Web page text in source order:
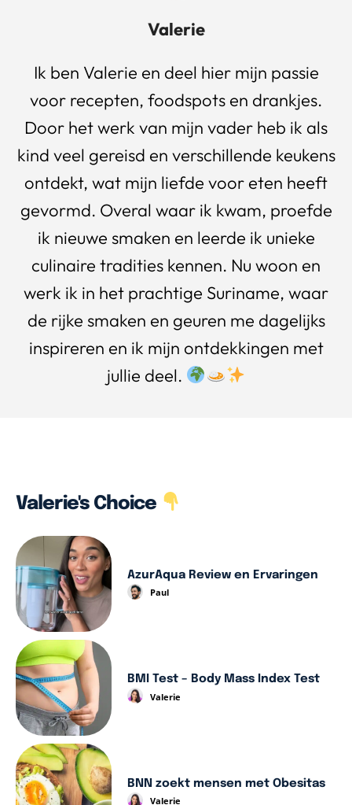
Valerie
Ik ben Valerie en deel hier mijn passie
voor recepten, foodspots en drankjes.
Door het werk van mijn vader heb ik als
kind veel gereisd en verschillende keukens
ontdekt, wat mijn liefde voor eten heeft
gevormd. Overal waar ik kwam, proefde
ik nieuwe smaken en leerde ik unieke
culinaire tradities kennen. Nu woon en
werk ik in het prachtige Suriname, waar
de rijke smaken en geuren me dagelijks
inspireren en ik mijn ontdekkingen met
jullie deel.
Valerie's Choice
AzurAqua Review en Ervaringen
Paul
BMI Test – Body Mass Index Test
Valerie
BNN zoekt mensen met Obesitas
Valerie